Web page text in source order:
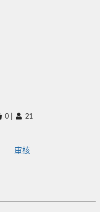
0 21
审核